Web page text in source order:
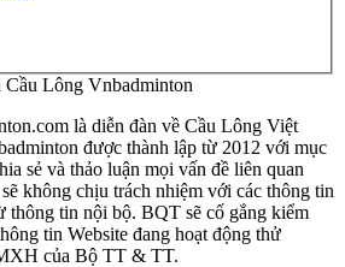
Lông Vnbadminton
là diễn đàn về Cầu Lông Việt
được thành lập từ 2012 với mục
sẻ và thảo luận mọi vấn đề liên quan
không chịu trách nhiệm với các thông tin
thông tin nội bộ. BQT sẽ cố gắng kiểm
tin Website đang hoạt động thử
của Bộ TT & TT.